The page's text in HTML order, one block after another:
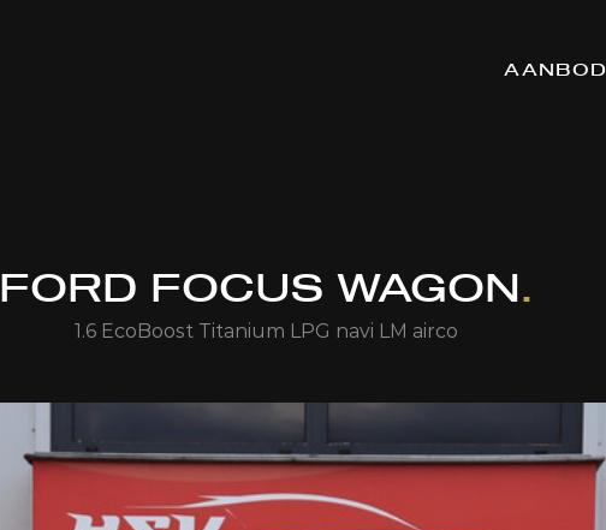
AANBOD
FORD FOCUS WAGON.
1.6 EcoBoost Titanium LPG navi LM airco